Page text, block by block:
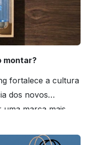
montar?
fortalece a cultura
dos novos
marca mais